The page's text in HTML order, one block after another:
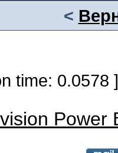
<
time:
Power